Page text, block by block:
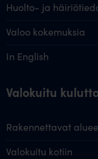
Huolto- ja
Valoo kokemuksia
In English
Valokuitu
Rakennettavat
Valokuitu kotiin